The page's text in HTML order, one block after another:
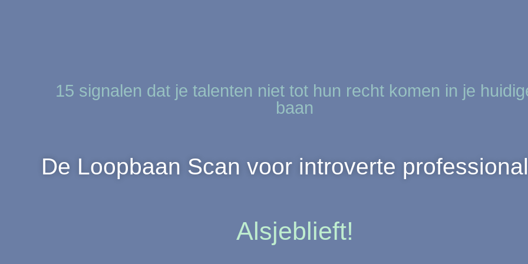
15 signalen dat je talenten niet tot hun recht komen in je
baan
De Loopbaan Scan voor introverte
Alsjeblieft!